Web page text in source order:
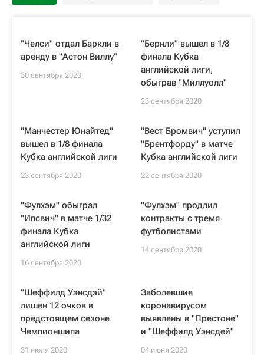
"Челси" отдал Баркли в
аренду в "Астон Виллу"
30 сентября 2020
"Бернли" вышел в 1/8
финала Кубка
английской лиги,
обыграв "Миллуолл"
23 сентября 2020
"Манчестер Юнайтед"
вышел в 1/8 финала
Кубка английской лиги
23 сентября 2020
"Вест Бромвич" уступил
"Брентфорду" в матче
Кубка английской лиги
22 сентября 2020
"Фулхэм" обыграл
"Ипсвич" в матче 1/32
финала Кубка
английской лиги
16 сентября 2020
"Фулхэм" продлил
контракты с тремя
футболистами
14 сентября 2020
"Шеффилд Уэнсдэй"
лишен 12 очков в
предстоящем сезоне
Чемпионшипа
31 июля 2020
Заболевшие
коронавирусом
выявлены в "Престоне"
и "Шеффилд Уэнсдей"
04 июня 2020